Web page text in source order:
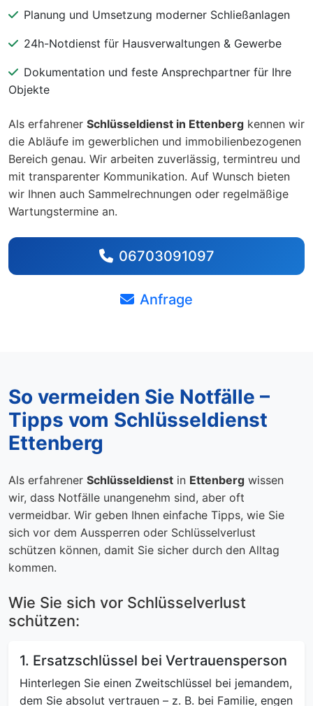
Planung und Umsetzung moderner Schließanlagen
24h-Notdienst für Hausverwaltungen & Gewerbe
Dokumentation und feste Ansprechpartner für Ihre
Objekte
Als erfahrener Schlüsseldienst in Ettenberg kennen wir
die Abläufe im gewerblichen und immobilienbezogenen
Bereich genau. Wir arbeiten zuverlässig, termintreu und
mit transparenter Kommunikation. Auf Wunsch bieten
wir Ihnen auch Sammelrechnungen oder regelmäßige
Wartungstermine an.
06703091097
Anfrage
So vermeiden Sie Notfälle –
Tipps vom Schlüsseldienst
Ettenberg
Als erfahrener Schlüsseldienst in Ettenberg wissen
wir, dass Notfälle unangenehm sind, aber oft
vermeidbar. Wir geben Ihnen einfache Tipps, wie Sie
sich vor dem Aussperren oder Schlüsselverlust
schützen können, damit Sie sicher durch den Alltag
kommen.
Wie Sie sich vor Schlüsselverlust
schützen:
1. Ersatzschlüssel bei Vertrauensperson
Hinterlegen Sie einen Zweitschlüssel bei jemandem,
dem Sie absolut vertrauen – z. B. bei Familie, engen